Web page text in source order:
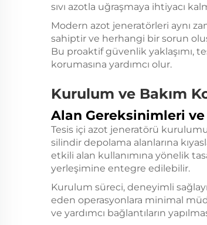
sıvı azotla uğraşmaya ihtiyacı
Modern azot jeneratörleri aynı
sahiptir ve herhangi bir sorun
Bu proaktif güvenlik yaklaşımı,
korumasına yardımcı olur.
Kurulum ve Bakım
Alan Gereksinimleri
Tesis içi azot jeneratörü
silindir depolama alanlarına
etkili alan kullanımına yönelik
yerleşimine entegre edilebilir.
Kurulum süreci, deneyimli
eden operasyonlara minimal
ve yardımcı bağlantıların